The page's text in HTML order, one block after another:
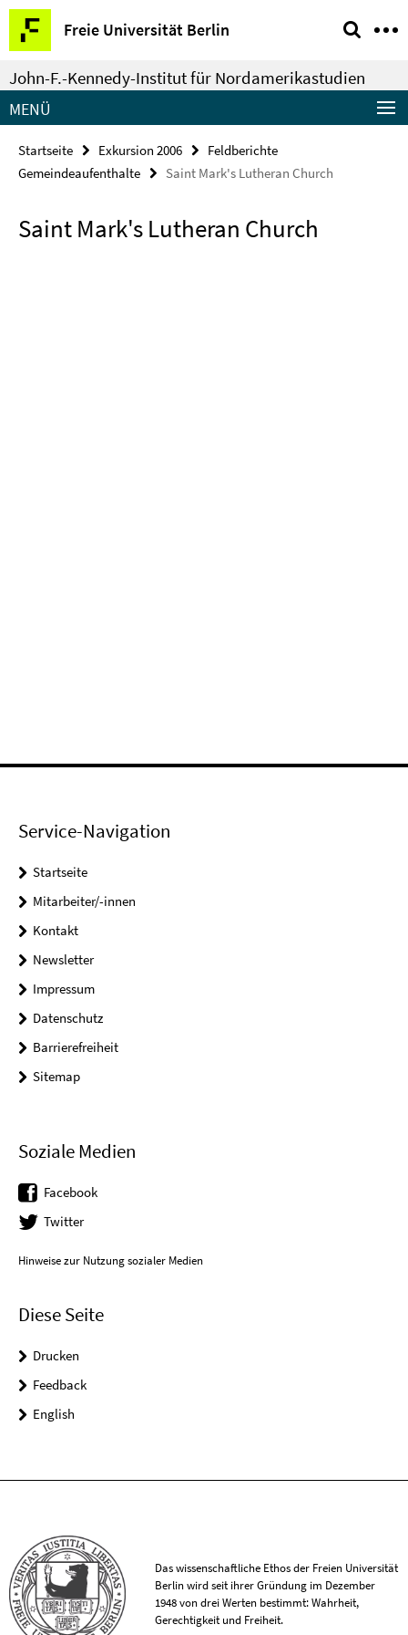
Springe
direkt
zu
Inhalt
Freie Universität Berlin
Service-
Navigation
John-F.-Kennedy-Institut für Nordamerikastudien
MENÜ
Startseite Exkursion 2006
Feldberichte
Gemeindeaufenthalte
Saint Mark's Lutheran Church
Saint Mark's Lutheran Church
Service-Navigation
Startseite
Mitarbeiter/-innen
Kontakt
Newsletter
Impressum
Datenschutz
Barrierefreiheit
Sitemap
Soziale Medien
Facebook
Twitter
Hinweise zur Nutzung sozialer Medien
Diese Seite
Drucken
Feedback
English
Das wissenschaftliche Ethos der Freien Universität
Berlin wird seit ihrer Gründung im Dezember
1948 von drei Werten bestimmt: Wahrheit,
Gerechtigkeit und Freiheit.